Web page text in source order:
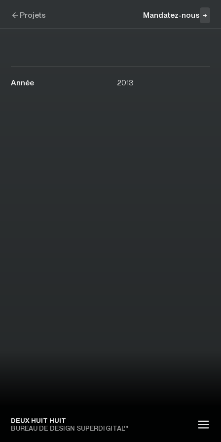
DEUX HUIT HUIT
BUREAU DE DESIGN SUPERDIGITAL™
Projets Mandatez-nous +
Année 2013